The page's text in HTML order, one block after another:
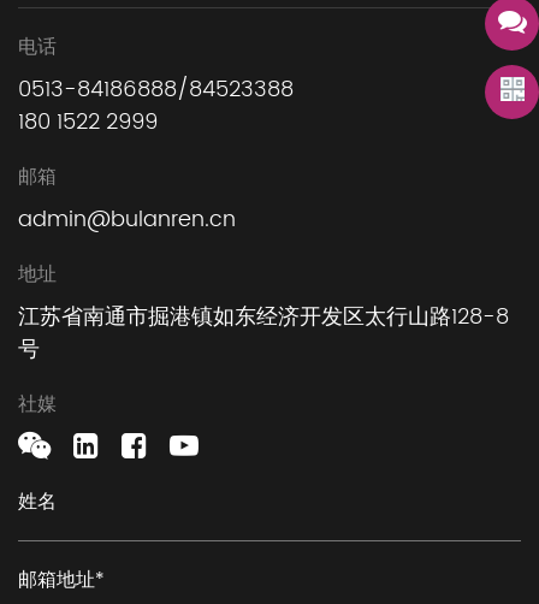
电话
0513-84186888/84523388
180 1522 2999
邮箱
admin@bulanren.cn
地址
江苏省南通市掘港镇如东经济开发区太行山路128-8
号
社媒